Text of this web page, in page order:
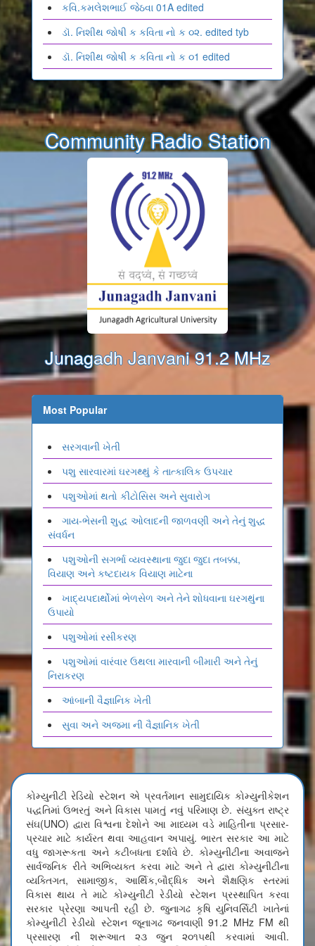
કવિ.કમલેશભાઈ જેઠવા 01A edited
ડૉ. નિશીથ જોષી ક કવિતા નો ક ૦૨. edited tyb
ડૉ. નિશીથ જોષી ક કવિતા નો ક ૦1 edited
Community Radio Station
Junagadh Janvani 91.2 MHz
Most Popular
સરગવાની ખેતી
પશુ સારવારમાં ઘરગથ્થું કે તાત્કાલિક ઉપચાર
પશુઓમાં થતો કીટોસિસ અને સુવારોગ
ગાય-ભેસની શુદ્ધ ઓલાદની જાળવણી અને તેનું શુદ્ધ
સંવર્ધન
પશુઓની સગર્ભા વ્યવસ્થાના જુદા જુદા તબક્કા,
વિયાણ અને કષ્ટદાયક વિયાણ માટેના
ખાદ્યપદાર્થોમાં ભેળસેળ અને તેને શોધવાના ઘરગથુંના
ઉપાયો
પશુઓમાં રસીકરણ
પશુઓમાં વારંવાર ઉથલા મારવાની બીમારી અને તેનું
નિરાકરણ
આંબાની વૈજ્ઞાનિક ખેતી
સુવા અને અજમા ની વૈજ્ઞાનિક ખેતી
કોમ્યુનીટી રેડિયો સ્ટેશન એ પ્રવર્તમાન સામુદાયિક કોમ્યુનીકેશન
પદ્ધતિમાં ઉભરતું અને વિકાસ પામતું નવું પરિમાણ છે. સંયુક્ત રાષ્ટ્ર
સંઘ(UNO) દ્વારા વિશ્વના દેશોને આ માધ્યમ વડે માહિતીના પ્રસાર-
પ્રચાર માટે કાર્યરત થવા આહવાન અપાયું. ભારત સરકાર આ માટે
વધુ જાગરૂકતા અને કટીબધતા દર્શાવે છે. કોમ્યુનીટીના અવાજને
સાર્વજનિક રીતે અભિવ્યક્ત કરવા માટે અને તે દ્વારા કોમ્યુનીટીના
વ્યક્તિગત, સામાજીક, આર્થિક,બૌદ્ધિક અને શૈક્ષણિક સ્તરમાં
વિકાસ થાય તે માટે કોમ્યુનીટી રેડીયો સ્ટેશન પ્રસ્થાપિત કરવા
સરકાર પ્રેરણા આપતી રહી છે. જુનાગઢ કૃષિ યુનિવર્સિટી ખાતેનાં
કોમ્યુનીટી રેડીયો સ્ટેશન જૂનાગઢ જનવાણી 91.2 MHz FM થી
પ્રસારણ ની શરૂઆત ૨૩ જુન ૨૦૧૫થી કરવામાં આવી.